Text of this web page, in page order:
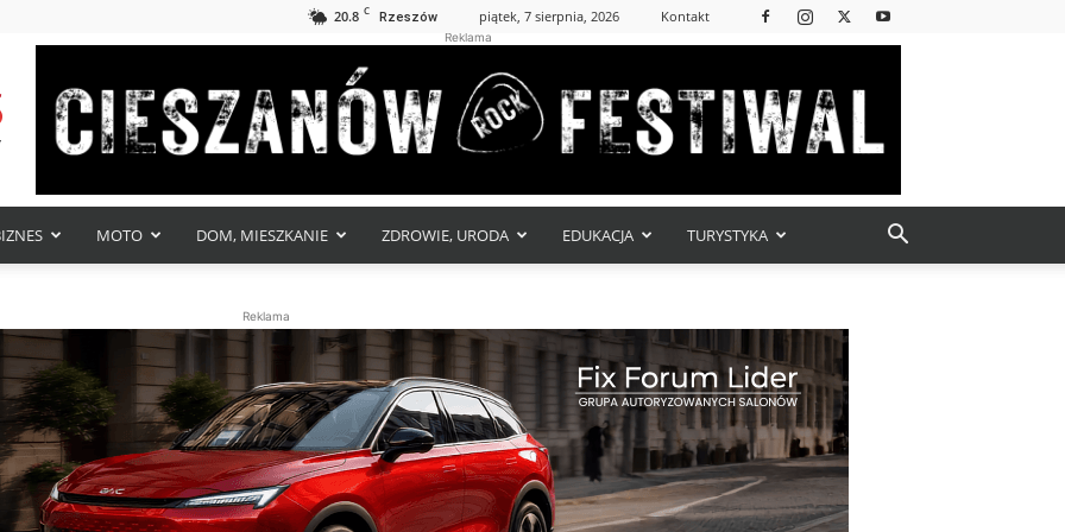
20.8 C Rzeszów piątek, 7 sierpnia, 2026 Kontakt
Reklama
MOTO DOM, MIESZKANIE ZDROWIE, URODA EDUKACJA TURYSTYKA
Reklama